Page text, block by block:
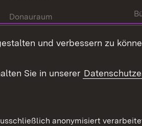
Donauraum
Dynamischer Europapool
Welt
und verbessern zu
Sie in unserer
anonymisiert